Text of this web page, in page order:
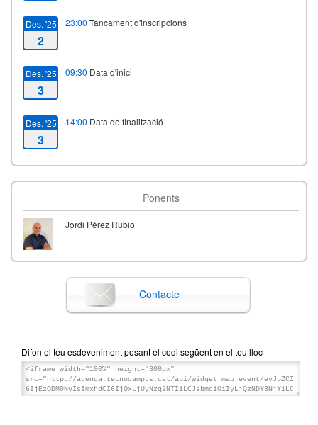
Des. '25
2
23:00 Tancament d'inscripcions
Des. '25
3
09:30 Data d'inici
Des. '25
3
14:00 Data de finalització
Ponents
Jordi Pérez Rubio
Contacte
Difon el teu esdeveniment posant el codi següent en el teu lloc